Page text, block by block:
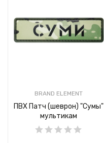
BRAND ELEMENT
ПВХ Патч (шеврон) "Сумы"
мультикам